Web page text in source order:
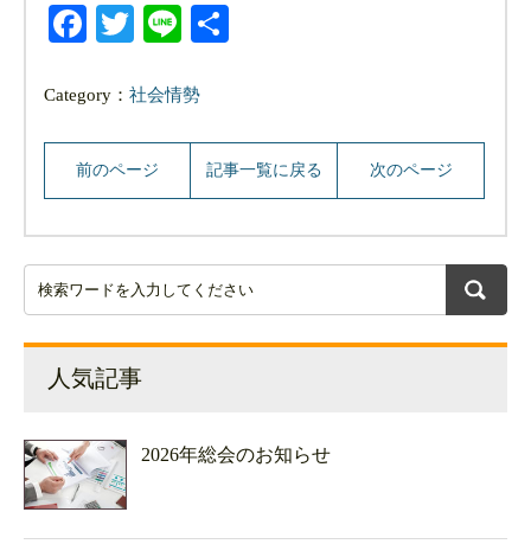
Facebook
Twitter
Line
Category：社会情勢
前のページ 記事一覧に戻る 次のページ
人気記事
2026年総会のお知らせ